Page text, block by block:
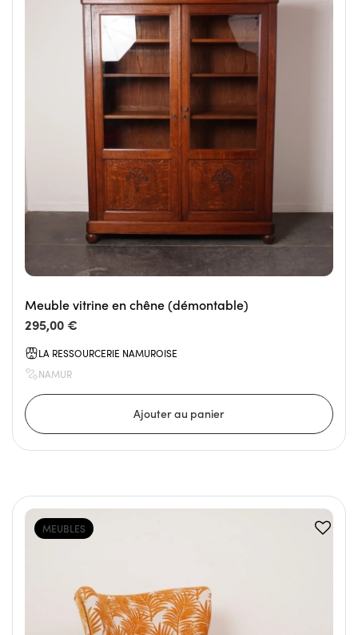
Meuble vitrine en chêne (démontable)
295,00 €
LA RESSOURCERIE NAMUROISE
NAMUR
MEUBLES